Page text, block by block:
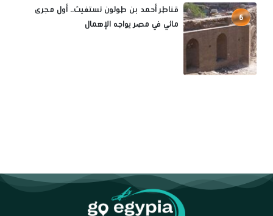
6
قناطر أحمد بن طولون تستغيث.. أول مجرى
مائي في مصر يواجه الإهمال